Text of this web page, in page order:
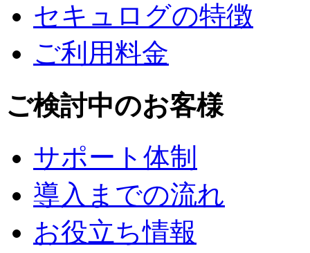
セキュログの特徴
ご利用料金
ご検討中のお客様
サポート体制
導入までの流れ
お役立ち情報